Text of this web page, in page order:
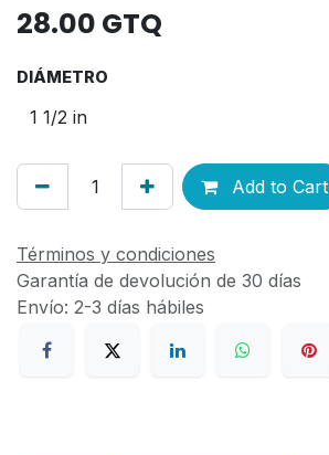
28.00 GTQ
DIÁMETRO
Add to Cart
Términos y condiciones
Garantía de devolución de 30 días
Envío: 2-3 días hábiles